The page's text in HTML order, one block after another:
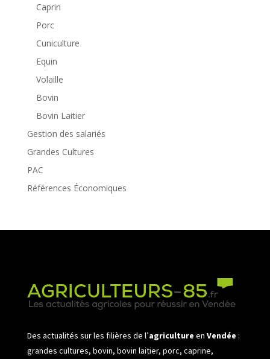
Caprin
Porc
Cuniculture
Equin
Volaille
Bovin
Bovin Laitier
Gestion des salariés
Grandes Cultures
PAC
Références Économiques
Des actualités sur les filières de l’agriculture en Vendée :
grandes cultures, bovin, bovin laitier, porc, caprine,